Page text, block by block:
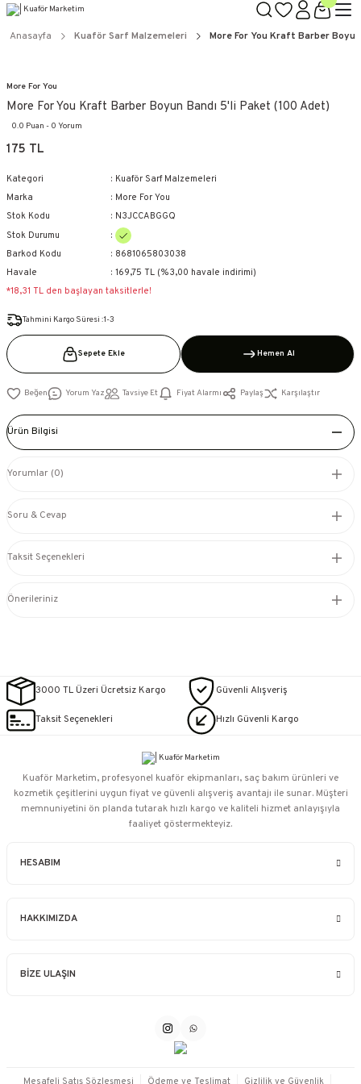
KAPIDA ÖDEME SEÇENEĞİ
Anasayfa Kuaför Sarf Malzemeleri More For You Kraft Barber
More For You
More For You Kraft Barber Boyun Bandı 5'li Paket (100 Adet)
0.0 Puan - 0 Yorum
175 TL
Kategori
Kuaför Sarf Malzemeleri
Marka
More For You
Stok Kodu
N3JCCABGGQ
Stok Durumu
Barkod Kodu
8681065803038
Havale
169,75 TL (%3,00 havale indirimi)
*18,31 TL den başlayan taksitlerle!
Tahmini Kargo Süresi :1-3
Sepete Ekle Hemen Al
Yorum Yaz Tavsiye Et Fiyat Alarmı Paylaş Karşılaştır
Ürün Bilgisi
Yorumlar (0)
Soru & Cevap
Taksit Seçenekleri
Önerileriniz
3000 TL Üzeri Ücretsiz Kargo Güvenli Alışveriş
Taksit Seçenekleri Hızlı Güvenli Kargo
HESABIM
HAKKIMIZDA
BİZE ULAŞIN
Kuaför Marketim, profesyonel kuaför ekipmanları, saç bakım ürünleri ve
kozmetik çeşitlerini uygun fiyat ve güvenli alışveriş avantajı ile sunar. Müşteri
memnuniyetini ön planda tutarak hızlı kargo ve kaliteli hizmet anlayışıyla
faaliyet göstermekteyiz.
Mesafeli Satış Sözleşmesi Ödeme ve Teslimat Gizlilik ve Güvenlik